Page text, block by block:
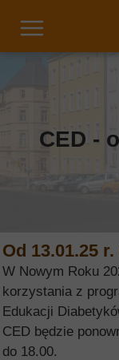
CED -
Od 13.01.25
W Nowym Roku
korzystania z
Edukacji
CED będzie
do 18.00.